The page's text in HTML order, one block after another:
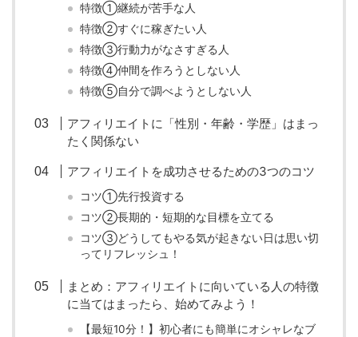
特徴①継続が苦手な人
特徴②すぐに稼ぎたい人
特徴③行動力がなさすぎる人
特徴④仲間を作ろうとしない人
特徴⑤自分で調べようとしない人
アフィリエイトに「性別・年齢・学歴」はまっ
たく関係ない
アフィリエイトを成功させるための3つのコツ
コツ①先行投資する
コツ②長期的・短期的な目標を立てる
コツ③どうしてもやる気が起きない日は思い切
ってリフレッシュ！
まとめ：アフィリエイトに向いている人の特徴
に当てはまったら、始めてみよう！
【最短10分！】初心者にも簡単にオシャレなブ